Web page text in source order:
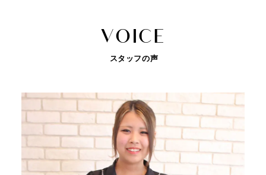
VOICE
スタッフの声